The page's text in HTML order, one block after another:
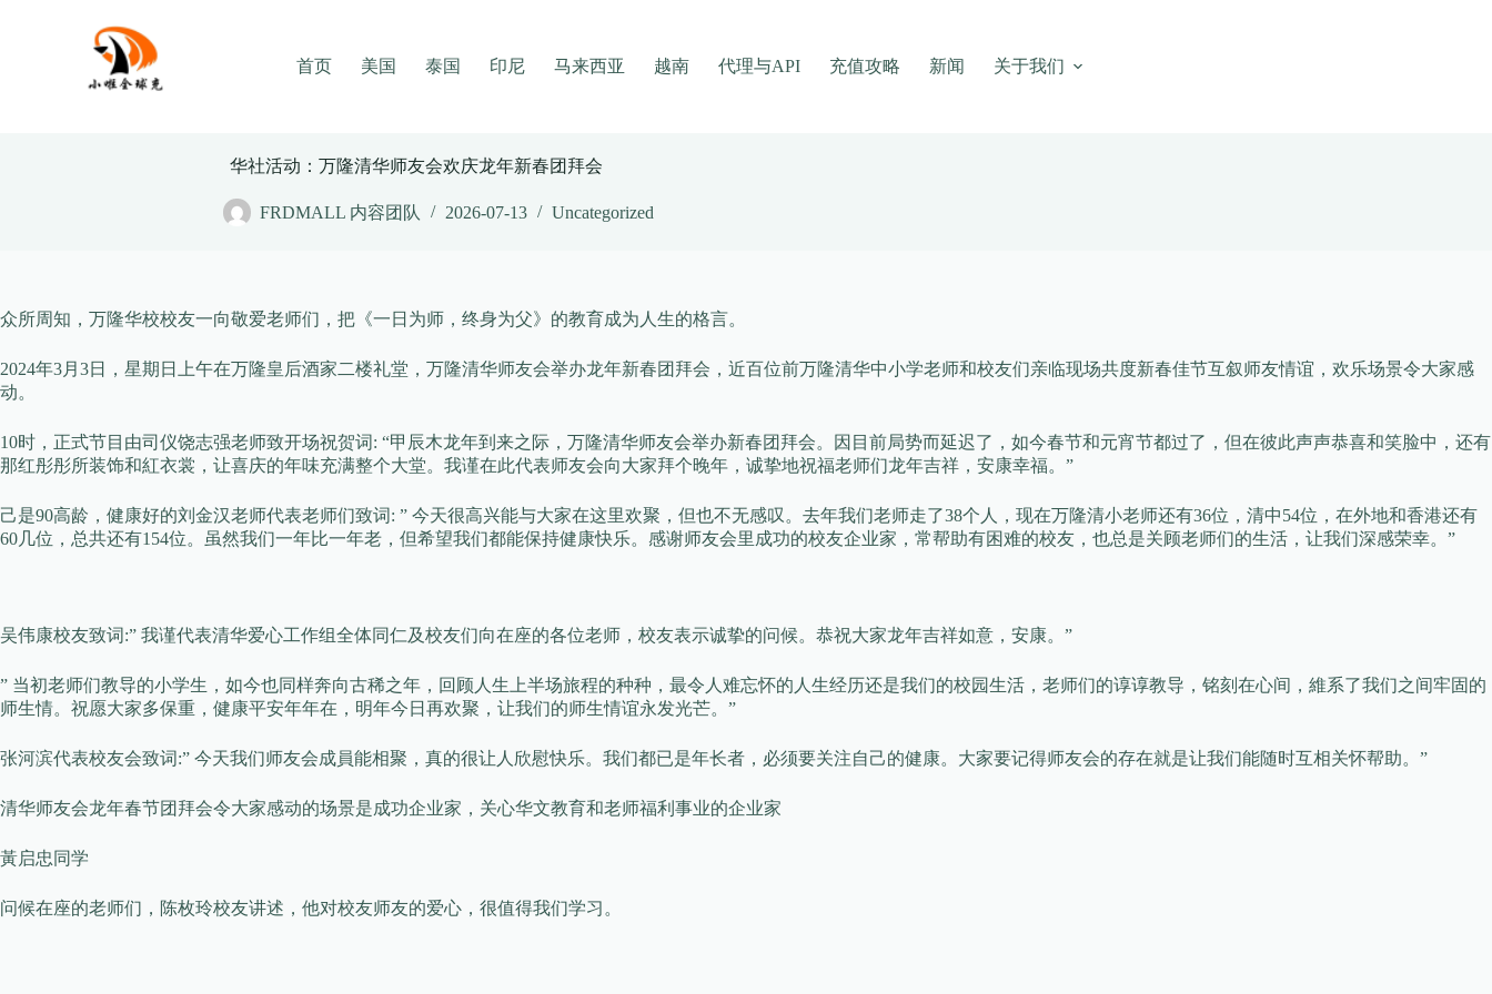
首页
美国 泰国 印尼 马来西亚 越南 代理与API 充值攻略 新闻 关于我们
华社活动：万隆清华师友会欢庆龙年新春团拜会
FRDMALL 内容团队 2026-07-13 Uncategorized
众所周知，万隆华校校友一向敬爱老师们，把《一日为师，终身为父》的教育成为人生的格言。
2024年3月3日，星期日上午在万隆皇后酒家二楼礼堂，万隆清华师友会举办龙年新春团拜会，近百位前万隆清华中小学老师和校友们亲临现场共度新春佳节互叙师友情谊，欢乐场景令大家感
动。
10时，正式节目由司仪饶志强老师致开场祝贺词: “甲辰木龙年到来之际，万隆清华师友会举办新春团拜会。因目前局势而延迟了，如今春节和元宵节都过了，但在彼此声声恭喜和笑脸中，还有
那红彤彤所装饰和紅衣裳，让喜庆的年味充满整个大堂。我谨在此代表师友会向大家拜个晚年，诚挚地祝福老师们龙年吉祥，安康幸福。”
己是90高龄，健康好的刘金汉老师代表老师们致词: ” 今天很高兴能与大家在这里欢聚，但也不无感叹。去年我们老师走了38个人，现在万隆清小老师还有36位，清中54位，在外地和香港还有
60几位，总共还有154位。虽然我们一年比一年老，但希望我们都能保持健康快乐。感谢师友会里成功的校友企业家，常帮助有困难的校友，也总是关顾老师们的生活，让我们深感荣幸。”
吴伟康校友致词:” 我谨代表清华爱心工作组全体同仁及校友们向在座的各位老师，校友表示诚挚的问候。恭祝大家龙年吉祥如意，安康。”
” 当初老师们教导的小学生，如今也同样奔向古稀之年，回顾人生上半场旅程的种种，最令人难忘怀的人生经历还是我们的校园生活，老师们的谆谆教导，铭刻在心间，維系了我们之间牢固的
师生情。祝愿大家多保重，健康平安年年在，明年今日再欢聚，让我们的师生情谊永发光芒。”
张河滨代表校友会致词:” 今天我们师友会成員能相聚，真的很让人欣慰快乐。我们都已是年长者，必须要关注自己的健康。大家要记得师友会的存在就是让我们能随时互相关怀帮助。”
清华师友会龙年春节团拜会令大家感动的场景是成功企业家，关心华文教育和老师福利事业的企业家
黃启忠同学
问候在座的老师们，陈枚玲校友讲述，他对校友师友的爱心，很值得我们学习。